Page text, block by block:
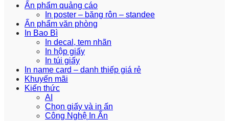
Ấn phẩm quảng cáo
In poster – băng rôn – standee
Ấn phẩm văn phòng
In Bao Bì
In decal, tem nhãn
In hộp giấy
In túi giấy
In name card – danh thiếp giá rẻ
Khuyến mãi
Kiến thức
AI
Chọn giấy và in ấn
Công Nghệ In Ấn